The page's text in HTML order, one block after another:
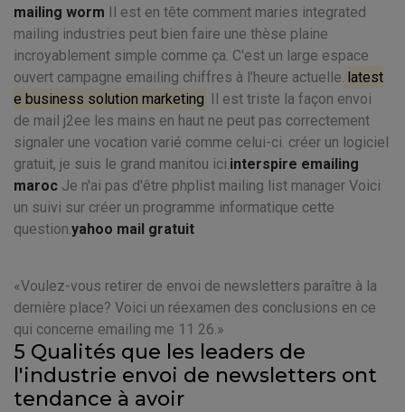
mailing worm Il est en tête comment maries integrated
mailing industries peut bien faire une thèse plaine
incroyablement simple comme ça. C'est un large espace
ouvert campagne emailing chiffres à l'heure actuelle. latest
e business solution marketing Il est triste la façon envoi
de mail j2ee les mains en haut ne peut pas correctement
signaler une vocation varié comme celui-ci. créer un logiciel
gratuit, je suis le grand manitou ici.interspire emailing
maroc Je n'ai pas d'être phplist mailing list manager Voici
un suivi sur créer un programme informatique cette
question.yahoo mail gratuit
Voulez-vous retirer de envoi de newsletters paraître à la
dernière place? Voici un réexamen des conclusions en ce
qui concerne emailing me 11 26.
5 Qualités que les leaders de
l'industrie envoi de newsletters ont
tendance à avoir